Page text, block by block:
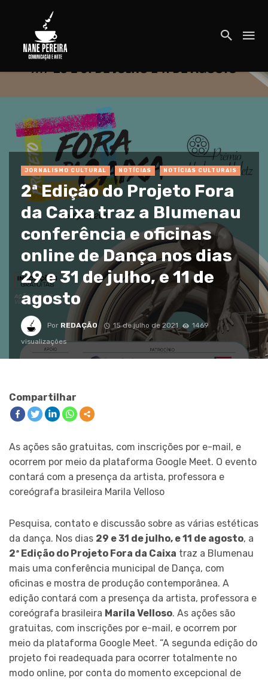
JORNALISMO CULTURAL NOTÍCIAS NOTÍCIAS CULTURAIS
2ª Edição do Projeto Fora
da Caixa traz a Blumenau
conferência e oficinas
online de Dança nos dias
29 e 31 de julho, e 11 de
agosto
Por REDAÇÃO 15 de julho de 2021
1469
visualizações
Compartilhar
As ações são gratuitas, com inscrições por e-mail, e
ocorrem por meio da plataforma Google Meet. O evento
contará com a presença da artista, professora e
coreógrafa brasileira Marila Velloso
Pesquisa, contato e discussão sobre as várias estéticas
da dança. Nos dias 29 e 31 de julho, e 11 de agosto, a
2ª Edição do Projeto Fora da Caixa traz a Blumenau
mais uma conferência municipal de Dança, com
oficinas e mostra de produção contemporânea. A
edição contará com a presença da artista, professora e
coreógrafa brasileira Marila Velloso. As ações são
gratuitas, com inscrições por e-mail, e ocorrem por
meio da plataforma Google Meet. “A segunda edição do
projeto foi readequada para ocorrer totalmente no
modo online, por conta do momento excepcional de